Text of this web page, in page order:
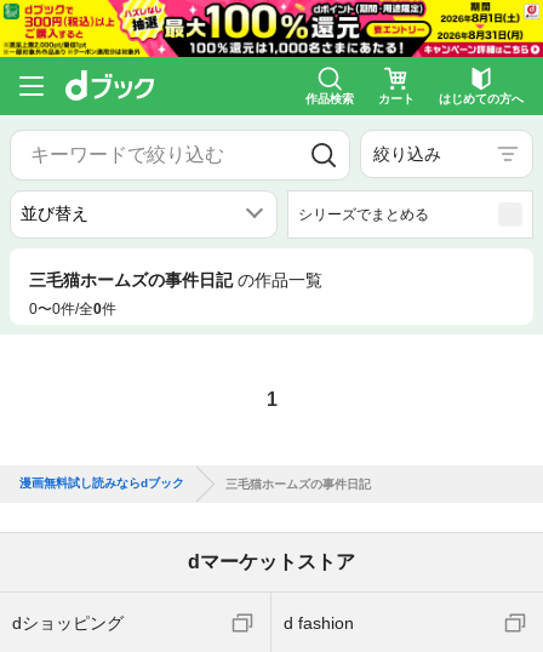
作品検索 カート はじめての方へ
絞り込み
シリーズでまとめる
三毛猫ホームズの事件日記 の作品一覧
0〜0件/全0件
1
漫画無料試し読みならdブック 三毛猫ホームズの事件日記
dマーケットストア
dショッピング d fashion